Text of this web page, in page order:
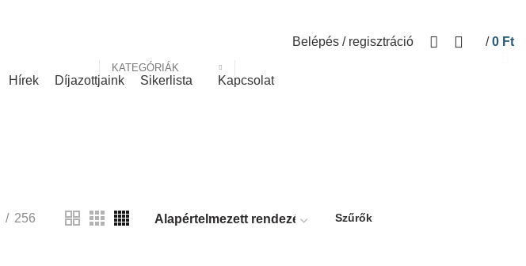
KATEGÓRIÁK
Belépés / regisztráció / 0 Ft
Hírek Díjazottjaink Sikerlista Kapcsolat
256 Szűrők